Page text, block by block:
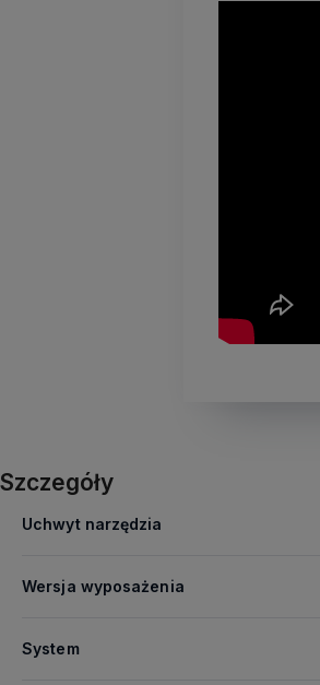
Szczegóły
Uchwyt narzędzia
Wersja wyposażenia
System